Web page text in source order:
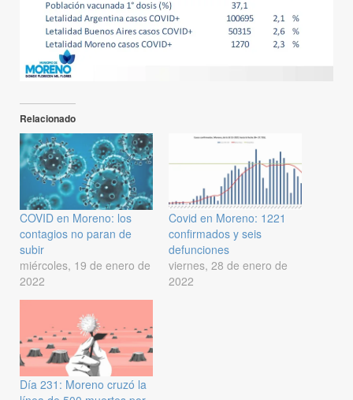
Relacionado
COVID en Moreno: los
contagios no paran de
subir
miércoles, 19 de enero de
2022
Covid en Moreno: 1221
confirmados y seis
defunciones
viernes, 28 de enero de
2022
Día 231: Moreno cruzó la